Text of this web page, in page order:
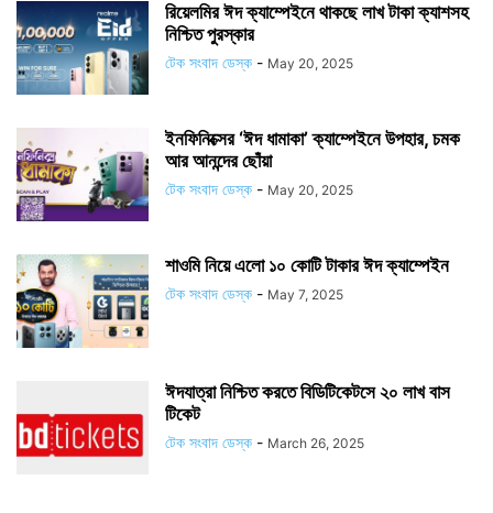
রিয়েলমির ঈদ ক্যাম্পেইনে থাকছে লাখ টাকা ক্যাশসহ
নিশ্চিত পুরস্কার
টেক সংবাদ ডেস্ক - May 20, 2025
ইনফিনিক্সের ‘ঈদ ধামাকা’ ক্যাম্পেইনে উপহার, চমক
আর আনন্দের ছোঁয়া
টেক সংবাদ ডেস্ক - May 20, 2025
শাওমি নিয়ে এলো ১০ কোটি টাকার ঈদ ক্যাম্পেইন
টেক সংবাদ ডেস্ক - May 7, 2025
ঈদযাত্রা নিশ্চিত করতে বিডিটিকেটসে ২০ লাখ বাস
টিকেট
টেক সংবাদ ডেস্ক - March 26, 2025